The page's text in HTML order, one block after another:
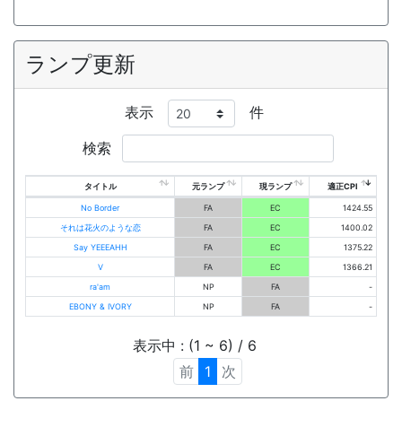
ランプ更新
表示 件
検索
タイトル 元ランプ 現ランプ 適正CPI
No Border FA EC
1424.55
それは花火のような恋
FA EC
1400.02
Say YEEEAHH
FA EC
1375.22
V
FA EC
1366.21
ra'am
NP FA
-
EBONY & IVORY
NP FA -
表示中 : (1 ~ 6) / 6
前
1 次